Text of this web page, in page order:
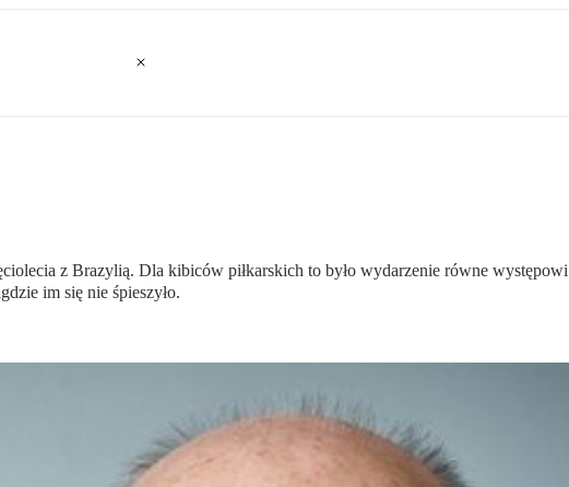
z Brazylią. Dla kibiców piłkarskich to było wydarzenie równe
im się nie śpieszyło.